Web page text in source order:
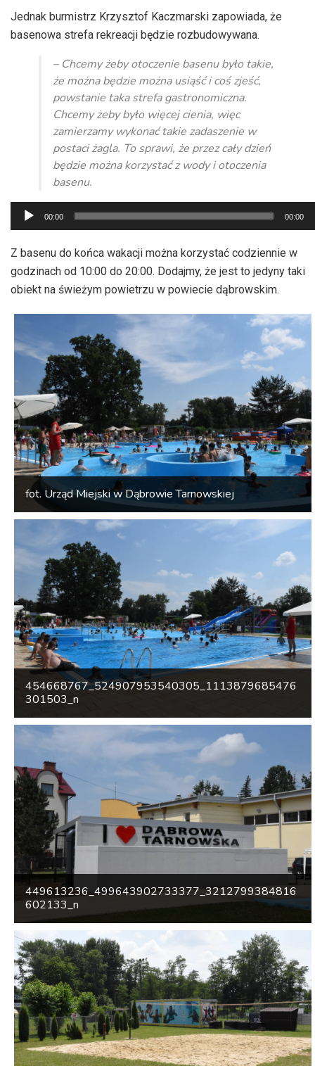
Jednak burmistrz Krzysztof Kaczmarski zapowiada, że
basenowa strefa rekreacji będzie rozbudowywana.
– Chcemy żeby otoczenie basenu było takie,
że można będzie można usiąść i coś zjeść,
powstanie taka strefa gastronomiczna.
Chcemy żeby było więcej cienia, więc
zamierzamy wykonać takie zadaszenie w
postaci żagla. To sprawi, że przez cały dzień
będzie można korzystać z wody i otoczenia
basenu.
Odtwarzacz
plików
dźwiękowych
00:00 00:00
Z basenu do końca wakacji można korzystać codziennie w
godzinach od 10:00 do 20:00. Dodajmy, że jest to jedyny taki
obiekt na świeżym powietrzu w powiecie dąbrowskim.
fot. Urząd Miejski w Dąbrowie Tarnowskiej
454668767_524907953540305_1113879685476
301503_n
449613236_499643902733377_3212799384816
602133_n